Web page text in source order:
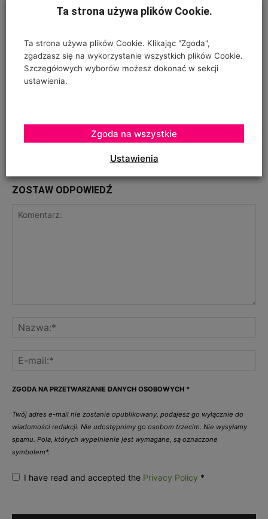
Susza rolnicza w Polsce – coraz
Ceny owoców i warzyw w tym
roku niższe niż przed rokiem
Manewry strażackie w
magazynie firmy Bayer
ZOSTAW ODPOWIEDŹ
ZGODA NA PRZETWARZANIE DANYCH OSOBOWYCH *
Twój adres e-mail nie zostanie opublikowany, podajesz go wyłącznie do
wiadomości redakcji. Nie udostępnimy go osobom trzecim. Nie wysyłamy
spamu. Pola, których wypełnienie jest wymagane, są oznaczone
symbolem*.
I have read and accepted the Privacy Policy *
Ta strona używa plików Cookie.
Ta strona używa plików Cookie. Klikając "Zgoda",
zgadzasz się na wykorzystanie wszystkich plików Cookie.
Szczegółowych wyborów możesz dokonać w sekcji
ustawienia.
Ustawienia
Zgoda na wszystkie